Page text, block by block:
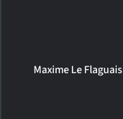
Maxime Le Flaguais